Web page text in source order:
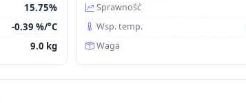
15.75%
-0.39 %/°C
9.0 kg
Sprawność
Wsp. temp.
Waga